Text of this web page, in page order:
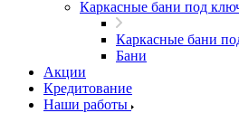
Каркасные бани под
Каркасные бани
Бани
Акции
Кредитование
Наши работы